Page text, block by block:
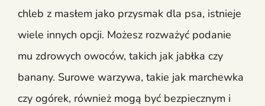
chleb z masłem jako przysmak dla psa, istnieje
wiele innych opcji. Możesz rozważyć podanie
mu zdrowych owoców, takich jak jabłka czy
banany. Surowe warzywa, takie jak marchewka
czy ogórek, również mogą być bezpiecznym i